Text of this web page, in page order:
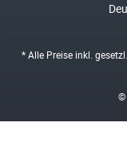
* Alle Preise inkl.
©